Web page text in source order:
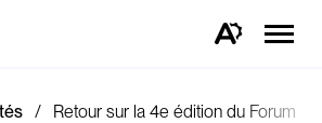
Ouvrez
d'accessibilité.
la
Retour sur la 4e édition du Forum